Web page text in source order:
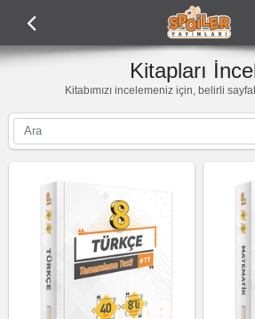
Kitapları
Kitabımızı incelemeniz için, belirli